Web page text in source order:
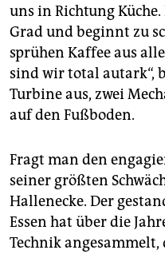
uns in Richtung
Grad und beginnt zu
sprühen Kaffee aus
sind wir total autark“,
Turbine aus, zwei
auf den Fußboden.
Fragt man den
seiner größten
Hallenecke. Der
Essen hat über die
Technik